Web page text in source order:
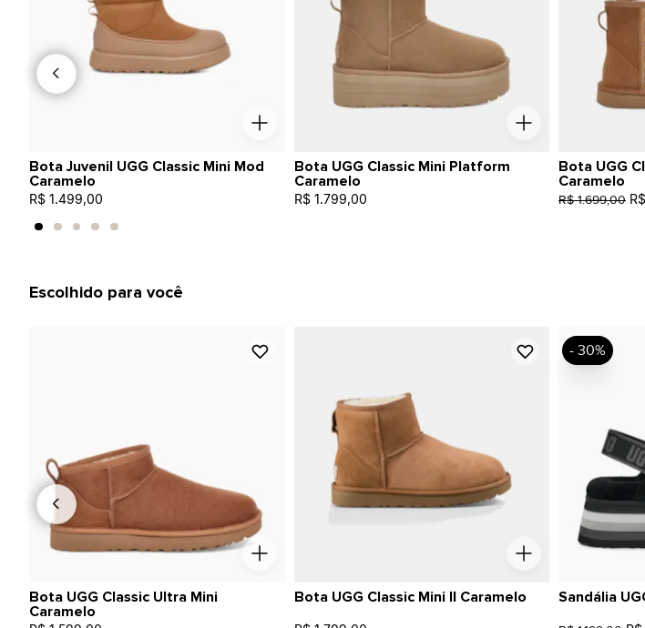
Bota Juvenil UGG Classic Mini Mod
Caramelo
R$ 1.499,00
Bota UGG Classic Mini Platform
Caramelo
R$ 1.799,00
Bota UGG
Caramelo
R$ 1.699,00
Escolhido para você
Bota UGG Classic Ultra Mini
Caramelo
Bota UGG Classic Mini II Caramelo Sandália
- 30%